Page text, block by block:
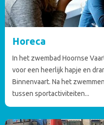
Horeca
In het zwembad Hoornse
voor een heerlijk hapje en
Binnenvaart. Na het
tussen sportactiviteiten...